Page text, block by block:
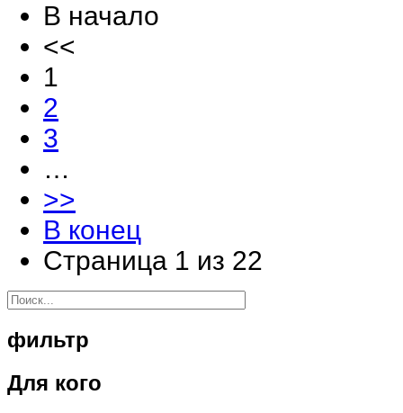
В начало
<<
1
2
3
…
>>
В конец
Страница 1 из 22
фильтр
Для кого